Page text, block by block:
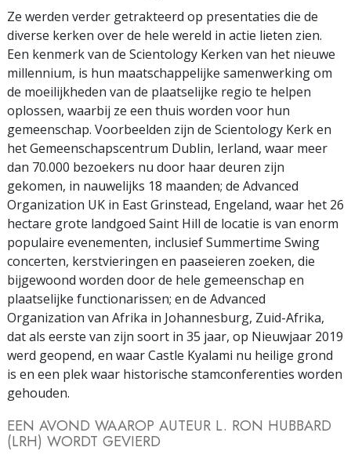
Ze werden verder getrakteerd op presentaties die de
diverse kerken over de hele wereld in actie lieten zien.
Een kenmerk van de Scientology Kerken van het nieuwe
millennium, is hun maatschappelijke samenwerking om
de moeilijkheden van de plaatselijke regio te helpen
oplossen, waarbij ze een thuis worden voor hun
gemeenschap. Voorbeelden zijn de Scientology Kerk en
het Gemeenschapscentrum Dublin, Ierland, waar meer
dan 70.000 bezoekers nu door haar deuren zijn
gekomen, in nauwelijks 18 maanden; de Advanced
Organization UK in East Grinstead, Engeland, waar het 26
hectare grote landgoed Saint Hill de locatie is van enorm
populaire evenementen, inclusief Summertime Swing
concerten, kerstvieringen en paaseieren zoeken, die
bijgewoond worden door de hele gemeenschap en
plaatselijke functionarissen; en de Advanced
Organization van Afrika in Johannesburg, Zuid-Afrika,
dat als eerste van zijn soort in 35 jaar, op Nieuwjaar 2019
werd geopend, en waar Castle Kyalami nu heilige grond
is en een plek waar historische stamconferenties worden
gehouden.
EEN AVOND WAAROP AUTEUR L. RON HUBBARD
(LRH) WORDT GEVIERD